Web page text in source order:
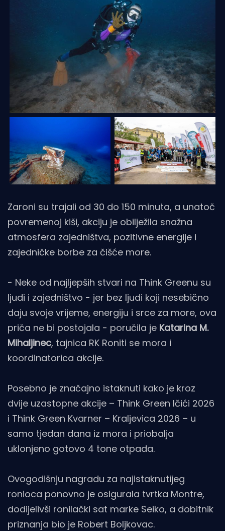
Zaroni su trajali od 30 do 150 minuta, a unatoč
povremenoj kiši, akciju je obilježila snažna
atmosfera zajedništva, pozitivne energije i
zajedničke borbe za čišće more.
- Neke od najljepših stvari na Think Greenu su
ljudi i zajedništvo - jer bez ljudi koji nesebično
daju svoje vrijeme, energiju i srce za more, ova
priča ne bi postojala - poručila je Katarina M.
Mihaljinec, tajnica RK Roniti se mora i
koordinatorica akcije.
Posebno je značajno istaknuti kako je kroz
dvije uzastopne akcije – Think Green Ičići 2026
i Think Green Kvarner – Kraljevica 2026 – u
samo tjedan dana iz mora i priobalja
uklonjeno gotovo 4 tone otpada.
Ovogodišnju nagradu za najistaknutijeg
ronioca ponovno je osigurala tvrtka Montre,
dodijelivši ronilački sat marke Seiko, a dobitnik
priznanja bio je Robert Boljkovac.